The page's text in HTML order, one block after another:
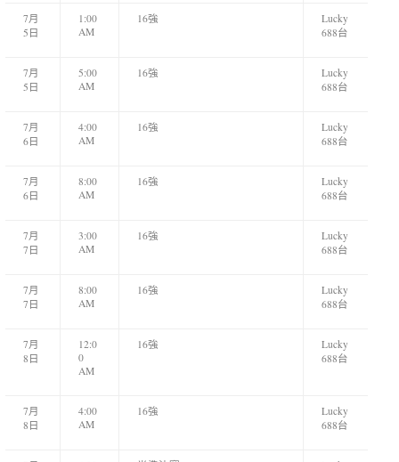
7月
5日
1:00
AM
16強
Lucky
688台
7月
5日
5:00
AM
16強
Lucky
688台
7月
6日
4:00
AM
16強
Lucky
688台
7月
6日
8:00
AM
16強
Lucky
688台
7月
7日
3:00
AM
16強
Lucky
688台
7月
7日
8:00
AM
16強
Lucky
688台
7月
8日
12:0
0
AM
16強
Lucky
688台
7月
8日
4:00
AM
16強
Lucky
688台